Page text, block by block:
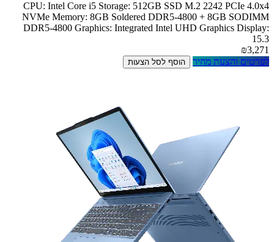
CPU: Intel Core i5 Storage: 512GB SSD M.2 2242 PCIe 4.0x4
NVMe Memory: 8GB Soldered DDR5-4800 + 8GB SODIMM
DDR5-4800 Graphics: Integrated Intel UHD Graphics Display:
15.3
₪3,271
לפרטים והצעת מחיר
הוסף לסל הצעות